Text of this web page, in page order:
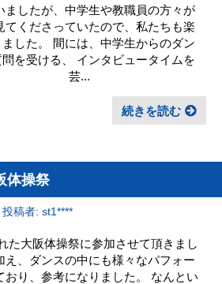
ましたが、中学生や教職員の方々が
てくださっていたので、私たちも楽
した。 間には、中学生からのダン
を受ける、 インタビュータイムを
た。 芸...
続きを読む
体操祭
投稿者: st1****
た大阪体操祭に参加させて頂きまし
え、ダンスの中にも様々なパフォー
おり、参考になりました。 なんとい